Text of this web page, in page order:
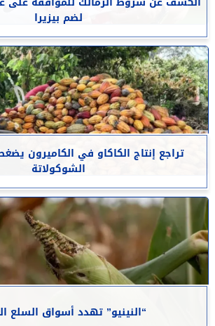
لضم بيزيرا
تراجع إنتاج الكاكاو في الكاميرون
الشوكولاتة
“النينيو” تهدد أسواق السلع